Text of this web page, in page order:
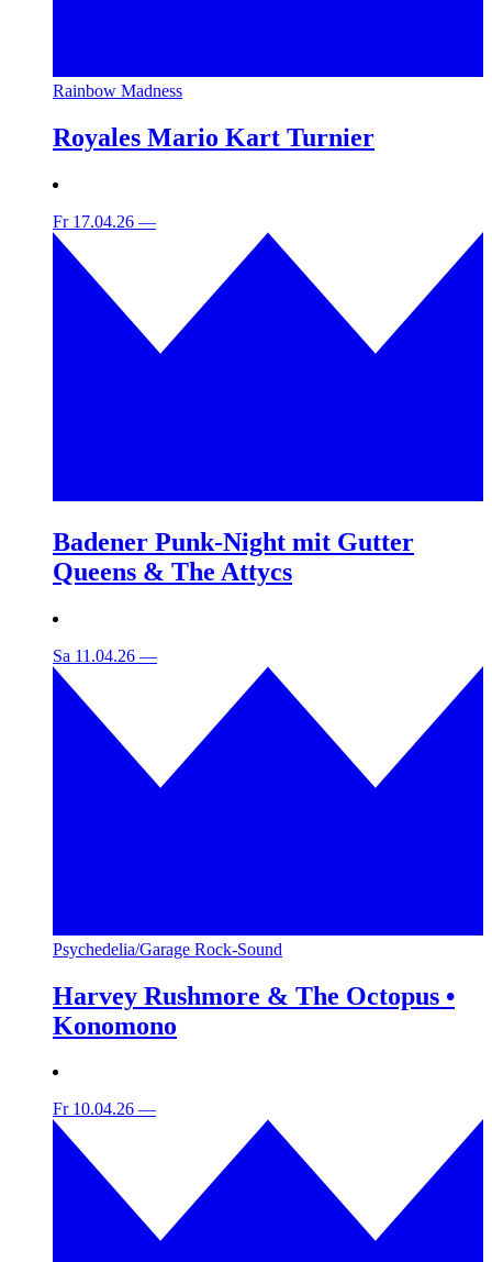
Rainbow Madness
Royales Mario Kart Turnier
Fr 17.04.26 —
Badener Punk-Night mit Gutter
Queens & The Attycs
Sa 11.04.26 —
Psychedelia/Garage Rock-Sound
Harvey Rushmore & The Octopus •
Konomono
Fr 10.04.26 —